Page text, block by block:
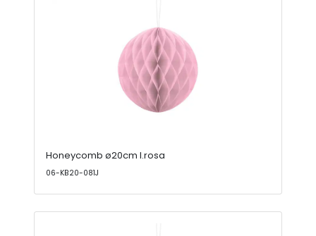
Honeycomb ø20cm l.rosa
06-KB20-081J